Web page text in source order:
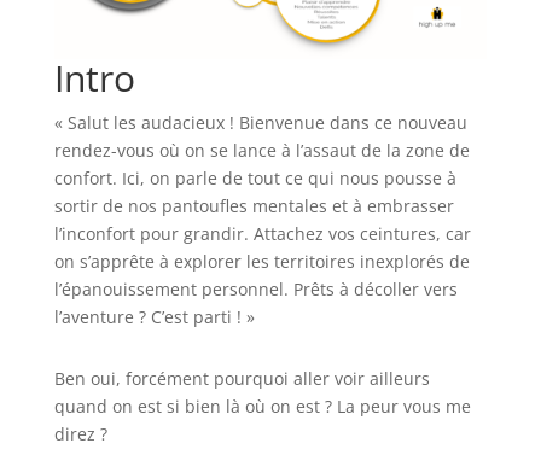
Intro
« Salut les audacieux ! Bienvenue dans ce nouveau
rendez-vous où on se lance à l’assaut de la zone de
confort. Ici, on parle de tout ce qui nous pousse à
sortir de nos pantoufles mentales et à embrasser
l’inconfort pour grandir. Attachez vos ceintures, car
on s’apprête à explorer les territoires inexplorés de
l’épanouissement personnel. Prêts à décoller vers
l’aventure ? C’est parti ! »
Ben oui, forcément pourquoi aller voir ailleurs
quand on est si bien là où on est ? La peur vous me
direz ?